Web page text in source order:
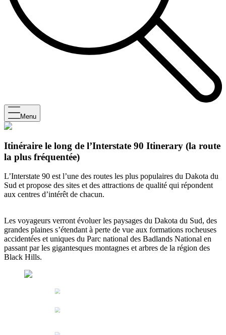
Menu
Itinéraire le long de l’Interstate 90 Itinerary (la route
la plus fréquentée)
L’Interstate 90 est l’une des routes les plus populaires du Dakota du
Sud et propose des sites et des attractions de qualité qui répondent
aux centres d’intérêt de chacun.
Les voyageurs verront évoluer les paysages du Dakota du Sud, des
grandes plaines s’étendant à perte de vue aux formations rocheuses
accidentées et uniques du Parc national des Badlands National en
passant par les gigantesques montagnes et arbres de la région des
Black Hills.